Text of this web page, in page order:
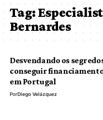
Tag:
Bernardes
Desvendando os
conseguir
em Portugal
PorDiego Velázquez